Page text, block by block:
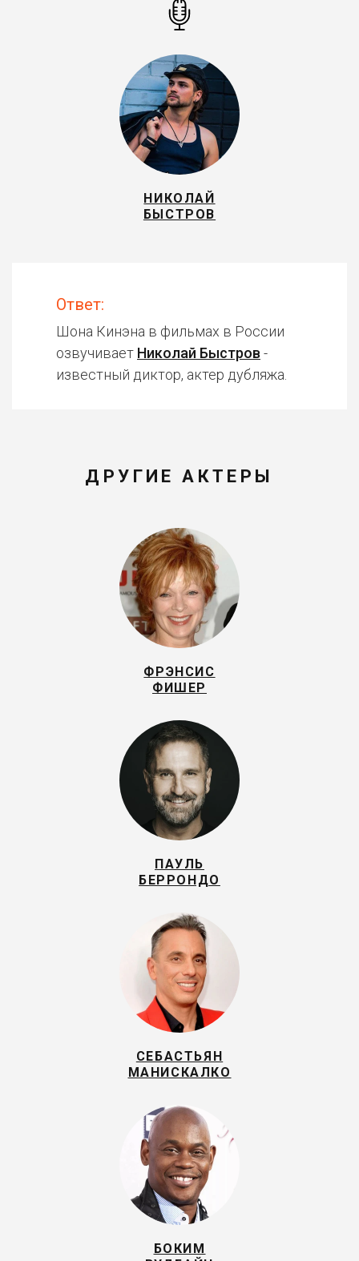
НИКОЛАЙ
БЫСТРОВ
Ответ:
Шона Кинэна в фильмах в России
озвучивает Николай Быстров -
известный диктор, актер дубляжа.
ДРУГИЕ АКТЕРЫ
ФРЭНСИС
ФИШЕР
ПАУЛЬ
БЕРРОНДО
СЕБАСТЬЯН
МАНИСКАЛКО
БОКИМ